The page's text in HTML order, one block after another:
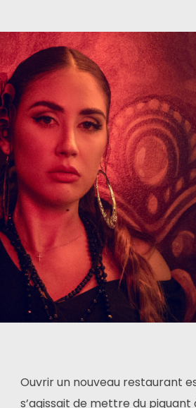
Ouvrir un nouveau restaurant
s’agissait de mettre du